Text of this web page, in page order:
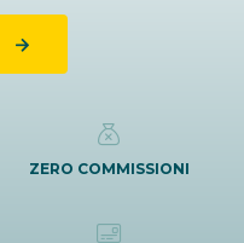
ZERO COMMISSIONI